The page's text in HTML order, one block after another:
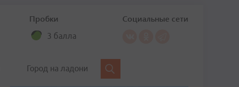
Пробки
3 балла
Социальные сети
Город на ладони